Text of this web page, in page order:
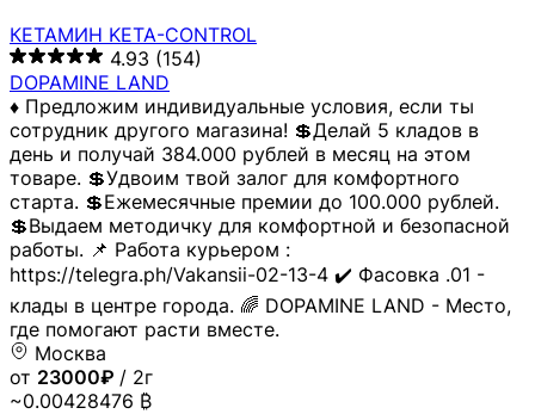
КЕТАМИН KETA-CONTROL
4.93 (154)
DOPAMINE LAND
♦️ Предложим индивидуальные условия, если ты
сотрудник другого магазина! 💲Делай 5 кладов в
день и получай 384.000 рублей в месяц на этом
товаре. 💲Удвоим твой залог для комфортного
старта. 💲Ежемесячные премии до 100.000 рублей.
💲Выдаем методичку для комфортной и безопасной
работы. 📌 Работа курьером :
https://telegra.ph/Vakansii-02-13-4 ✔️ Фасовка .01 -
клады в центре города. 🌈 DOPAMINE LAND - Место,
где помогают расти вместе.
Москва
от 23000₽ / 2г
~0.00428476 ₿